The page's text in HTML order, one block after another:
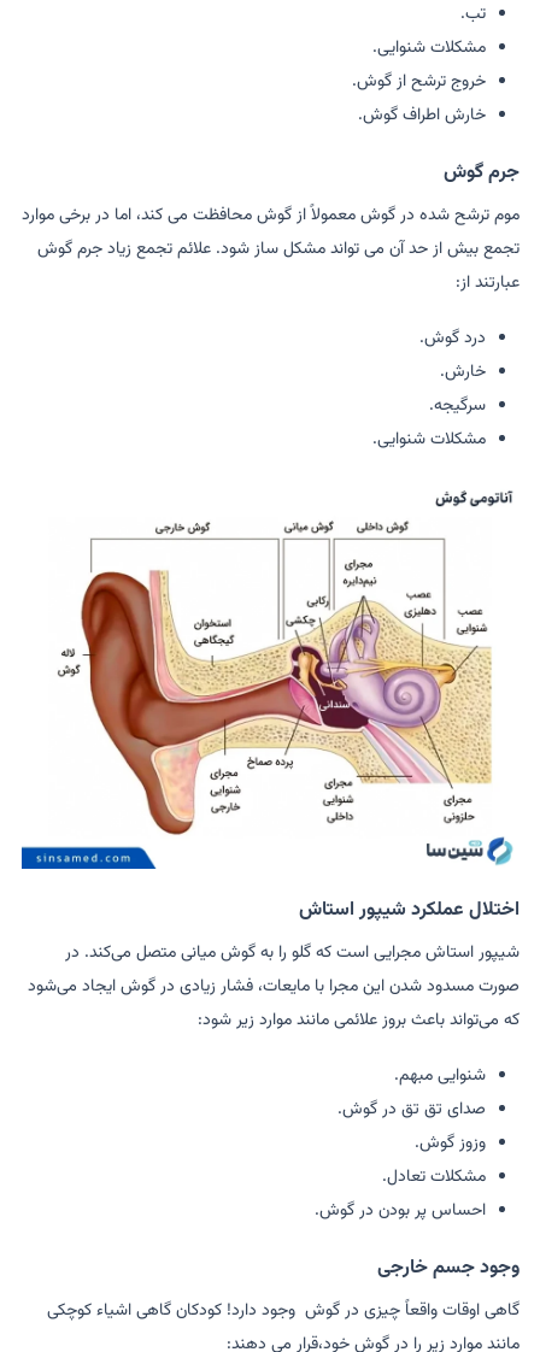
تب.
مشکلات شنوایی.
خروج ترشح از گوش.
خارش اطراف گوش.
جرم گوش
موم ترشح شده در گوش معمولاً از گوش محافظت می کند، اما در برخی موارد
تجمع بیش از حد آن می تواند مشکل ساز شود. علائم تجمع زیاد جرم گوش
عبارتند از:
درد گوش.
خارش.
سرگیجه.
مشکلات شنوایی.
اختلال عملکرد شیپور استاش
شیپور استاش مجرایی است که گلو را به گوش میانی متصل می‌کند. در
صورت مسدود شدن این مجرا با مایعات، فشار زیادی در گوش ایجاد می‌شود
که می‌تواند باعث بروز علائمی مانند موارد زیر شود:
شنوایی مبهم.
صدای تق تق در گوش.
وزوز گوش.
مشکلات تعادل.
احساس پر بودن در گوش.
وجود جسم خارجی
گاهی اوقات واقعاً چیزی در گوش وجود دارد! کودکان گاهی اشیاء کوچکی
مانند موارد زیر را در گوش خود،قرار می دهند: